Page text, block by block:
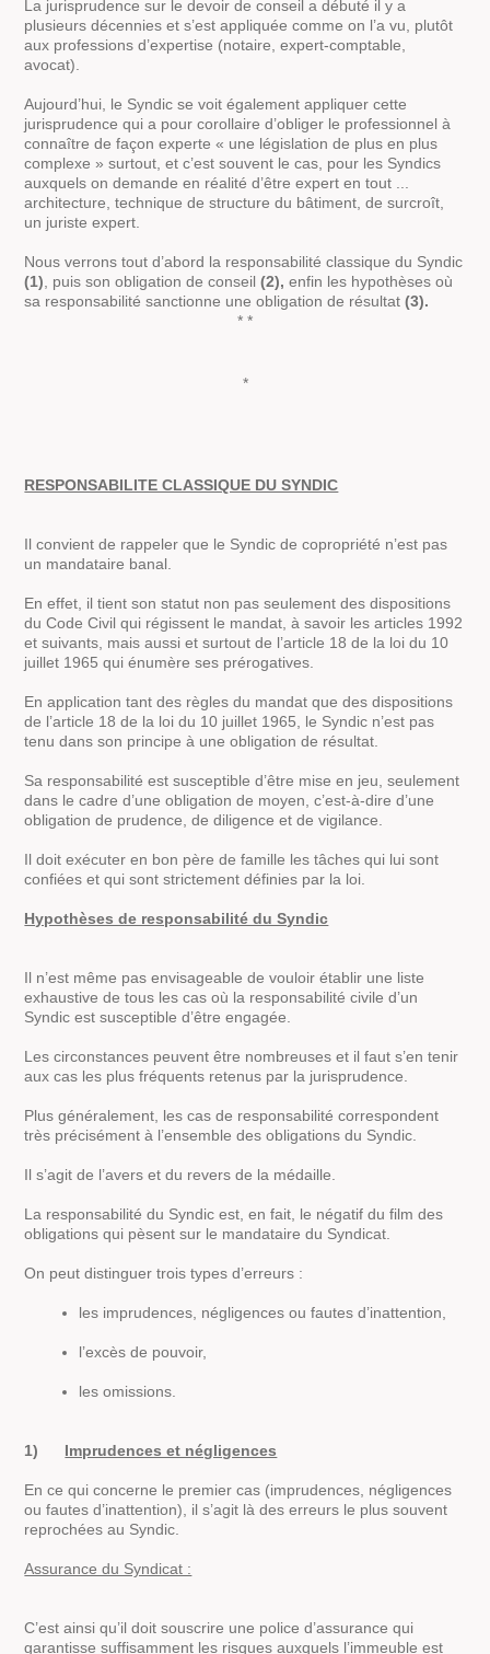
La jurisprudence sur le devoir de conseil a débuté il y a
plusieurs décennies et s’est appliquée comme on l’a vu, plutôt
aux professions d’expertise (notaire, expert-comptable,
avocat).
Aujourd’hui, le Syndic se voit également appliquer cette
jurisprudence qui a pour corollaire d’obliger le professionnel à
connaître de façon experte « une législation de plus en plus
complexe» surtout, et c’est souvent le cas, pour les Syndics
auxquels on demande en réalité d’être expert en tout ...
architecture, technique de structure du bâtiment, de surcroît,
un juriste expert.
Nous verrons tout d’abord la responsabilité classique du Syndic
(1) , puis son obligation de conseil(2),enfin les hypothèses où
sa responsabilité sanctionne une obligation de résultat(3).
* *
*
RESPONSABILITE CLASSIQUE DU SYNDIC
Il convient de rappeler que le Syndic de copropriété n’est pas
un mandataire banal.
En effet, il tient son statut non pas seulement des dispositions
du Code Civil qui régissent le mandat, à savoir les articles 1992
et suivants, mais aussi et surtout de l’article 18 de la loi du 10
juillet 1965 qui énumère ses prérogatives.
En application tant des règles du mandat que des dispositions
de l’article 18 de la loi du 10 juillet 1965, le Syndic n’est pas
tenu dans son principe à une obligation de résultat.
Sa responsabilité est susceptible d’être mise en jeu, seulement
dans le cadre d’une obligation de moyen, c’est-à-dire d’une
obligation de prudence, de diligence et de vigilance.
Il doit exécuter en bon père de famille les tâches qui lui sont
confiées et qui sont strictement définies par la loi.
Hypothèses de responsabilité du Syndic
Il n’est même pas envisageable de vouloir établir une liste
exhaustive de tous les cas où la responsabilité civile d’un
Syndic est susceptible d’être engagée.
Les circonstances peuvent être nombreuses et il faut s’en tenir
aux cas les plus fréquents retenus par la jurisprudence.
Plus généralement, les cas de responsabilité correspondent
très précisément à l’ensemble des obligations du Syndic.
Il s’agit de l’avers et du revers de la médaille.
La responsabilité du Syndic est, en fait, le négatif du film des
obligations qui pèsent sur le mandataire du Syndicat.
On peut distinguer trois types d’erreurs :
les imprudences, négligences ou fautes d’inattention,
l’excès de pouvoir,
les omissions.
1) Imprudences et négligences
En ce qui concerne le premier cas (imprudences, négligences
ou fautes d’inattention), il s’agit là des erreurs le plus souvent
reprochées au Syndic.
Assurance du Syndicat :
C’est ainsi qu’il doit souscrire une police d’assurance qui
garantisse suffisamment les risques auxquels l’immeuble est